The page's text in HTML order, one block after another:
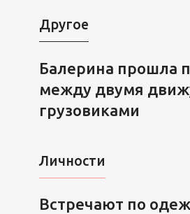
Другое
Балерина прошла
между двумя
грузовиками
Личности
Встречают по